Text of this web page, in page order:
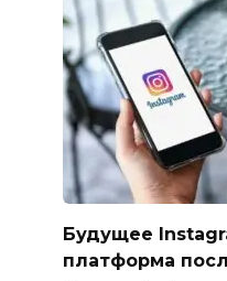
Будущее
платформа